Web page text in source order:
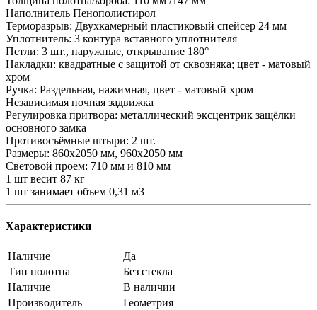
Наполнитель Пенополистирол
Терморазрыв: Двухкамерный пластиковый спейсер 24 мм
Уплотнитель: 3 контура вставного уплотнителя
Петли: 3 шт., наружные, открывание 180°
Накладки: квадратные с защитой от сквозняка; цвет - матовый
хром
Ручка: Раздельная, нажимная, цвет - матовый хром
Независимая ночная задвижка
Регулировка притвора: металлический эксцентрик защёлки
основного замка
Противосъёмные штыри: 2 шт.
Размеры: 860х2050 мм, 960х2050 мм
Световой проем: 710 мм и 810 мм
1 шт весит 87 кг
1 шт занимает объем 0,31 м3
Характеристики
Наличие
Да
Тип полотна
Без стекла
Наличие
В наличии
Производитель
Геометрия